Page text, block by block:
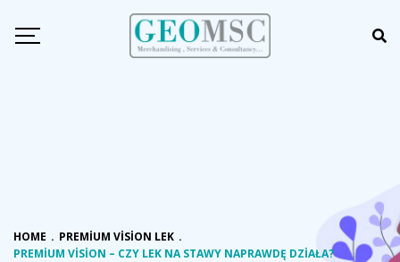
HOME . PREMIUM VISION LEK .
PREMIUM VISION – CZY LEK NA STAWY NAPRAWDĘ DZIAŁA?